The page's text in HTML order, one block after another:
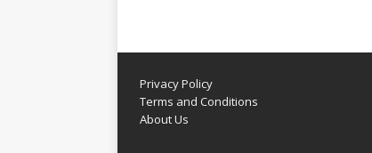
Privacy Policy
Terms and Conditions
About Us